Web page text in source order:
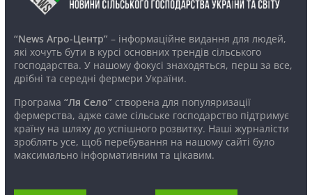
“News Агро-Центр”– інформаційне видання для людей,
які хочуть бути в курсі основних трендів сільського
господарства. У нашому фокусі знаходяться, перш за все,
дрібні та середні фермери України.
Програма “Ля Село”створена для популяризації
фермерства, адже саме сільське господарство підтримує
країну на шляху до успішного розвитку. Наші журналісти
зроблять усе, щоб перебування на нашому сайті було
максимально інформативним та цікавим.